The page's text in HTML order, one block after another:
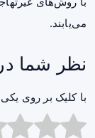
می‌یابند.
نظر شما
با کلیک بر روی یکی از ستاره